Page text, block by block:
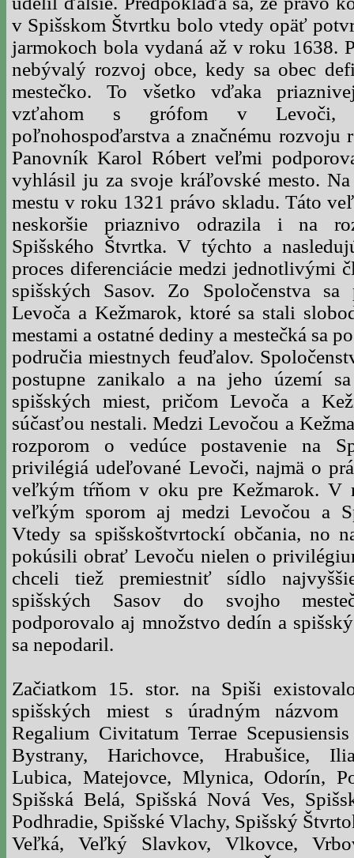
Začiatkom 15. stor. na Spiši
spišských miest s úradným názvom
Regalium Civitatum Terrae
Bystrany, Harichovce, Hrabušice,
Lubica, Matejovce, Mlynica, Odorín,
Spišská Belá, Spišská Nová Ves,
Podhradie, Spišské Vlachy, Spišský
Veľká, Veľký Slavkov, Vlkovce,